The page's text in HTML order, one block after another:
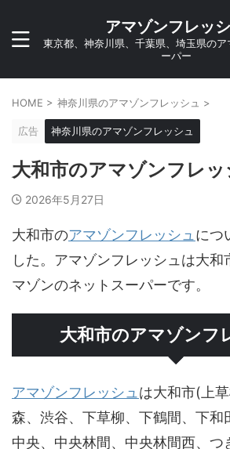
アマゾンフレッ
東京都、神奈川県、千葉県、埼玉県のア
ーパー
HOME > 神奈川県のアマゾンフレッシュ >
広告 神奈川県のアマゾンフレッシュ
大和市のアマゾンフレッ
2026年5月27日
大和市のアマゾンフレッシュ につ
した。アマゾンフレッシュは大和
マゾンのネットスーパーです。
大和市のアマゾンフ
アマゾンフレッシュ は大和市(上
森、渋谷、下草柳、下鶴間、下和
中央、中央林間、中央林間西、つ